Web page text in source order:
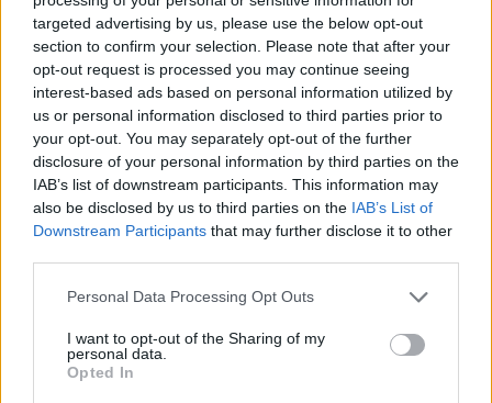
targeted advertising by us, please use the below opt-out
section to confirm your selection. Please note that after your
opt-out request is processed you may continue seeing
interest-based ads based on personal information utilized by
us or personal information disclosed to third parties prior to
your opt-out. You may separately opt-out of the further
disclosure of your personal information by third parties on the
IAB’s list of downstream participants. This information may
also be disclosed by us to third parties on the IAB’s List of
Downstream Participants that may further disclose it to other
Personal Data Processing Opt Outs
I want to opt-out of the Sharing of my
personal data.
Opted In
Identitások és eszmék zűrzavara, a
káosz kora
Aki uralja az eszméket és a nyelvet, az uralja
a gondolkodást is. Az új keletű, mintegy fél
évszázados múlttal rendelkező, amerikai
eredetű társadalmi mérnökösködés
gyakorlata, a social engineering
DR. RATIUS